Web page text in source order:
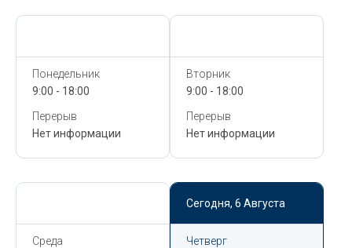
Понедельник
9:00 - 18:00
Перерыв
Нет информации
Вторник
9:00 - 18:00
Перерыв
Нет информации
Среда
Сегодня, 6 Августа
Четверг